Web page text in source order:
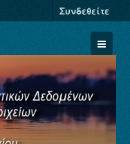
Συνδεθείτε